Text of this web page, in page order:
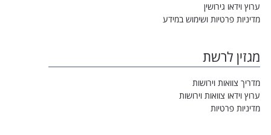
ערוץ וידאו גירושין
מדיניות פרטיות ושימוש במידע
מגזין לרשת
מדריך צוואות וירושות
ערוץ וידאו צוואות וירושות
מדיניות פרטיות